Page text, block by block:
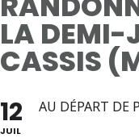
LA DEMI-
CASSIS
12
JUIL
AU DÉPART DE